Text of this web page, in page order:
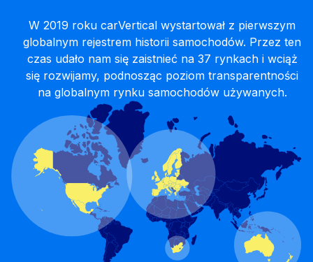
W 2019 roku carVertical wystartował z pierwszym
globalnym rejestrem historii samochodów. Przez ten
czas udało nam się zaistnieć na 37 rynkach i wciąż
się rozwijamy, podnosząc poziom transparentności
na globalnym rynku samochodów używanych.